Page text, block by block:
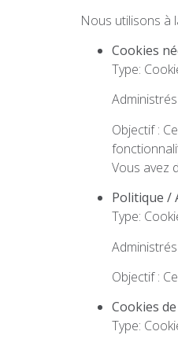
Nous utilisons à
Cookies
Type:
Objectif :
Vous avez
Politique /
Type:
Objectif :
Cookies
Type: